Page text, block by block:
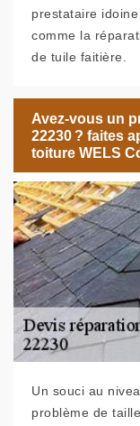
prestataire
comme la
de tuile faitière.
Avez-vous un
22230 ? faites
toiture WELS
Un souci au
problème de